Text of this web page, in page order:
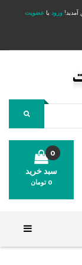
ورود یا عضویت
سبد خرید
0
0 تومان